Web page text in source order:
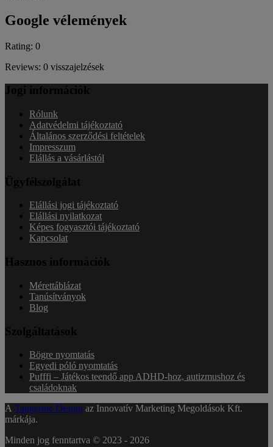
Google vélemények
Rating: 0
Reviews: 0 visszajelzések
Jogi információk
Rólunk
Adatvédelmi tájékoztató
Általános szerződési feltételek
Impresszum
Elállás a vásárlástól
Ügyfélszolgálat
Elállási jogi tájékoztató
Elállási nyilatkozat
Képes fogyasztói tájékoztató
Kapcsolat
Hasznos információk
Mérettáblázat
Tanúsítványok
Blog
Szolgáltatások
Bögre nyomtatás
Egyedi póló nyomtatás
Pufffi – Játékos teendő app ADHD-hoz, autizmushoz és
családoknak
A Tangerine Design az Innovatív Marketing Megoldások Kft.
márkája.
Minden jog fenntartva © 2023 - 2026